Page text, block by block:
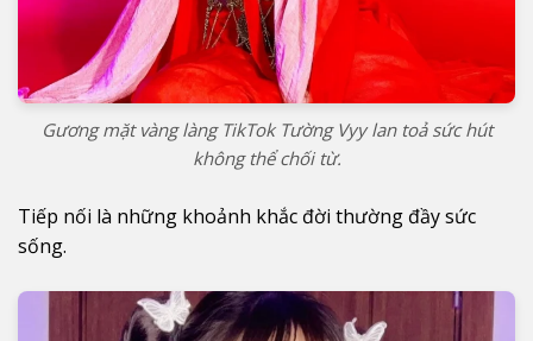
Gương mặt vàng làng TikTok Tường Vyy lan toả sức hút
không thể chối từ.
Tiếp nối là những khoảnh khắc đời thường đầy sức
sống.